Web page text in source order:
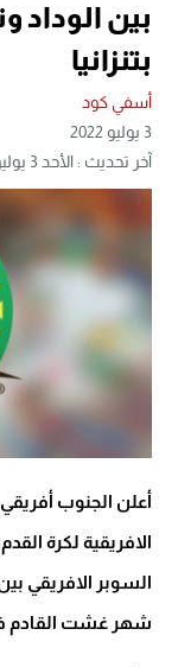
بين
بتنزانيا
أسفي كود
3 يوليو 2022
آخر تحديث : الأحد 3 يوليو 2022 - 8:57 مساءً
أعلن الجنوب
السوبر الافريقي
شهر غشت القادم في